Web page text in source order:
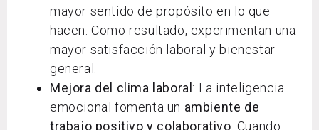
mayor sentido de propósito en lo que
hacen. Como resultado, experimentan una
mayor satisfacción laboral y bienestar
general.
Mejora del clima laboral: La inteligencia
emocional fomenta un ambiente de
trabajo positivo y colaborativo . Cuando